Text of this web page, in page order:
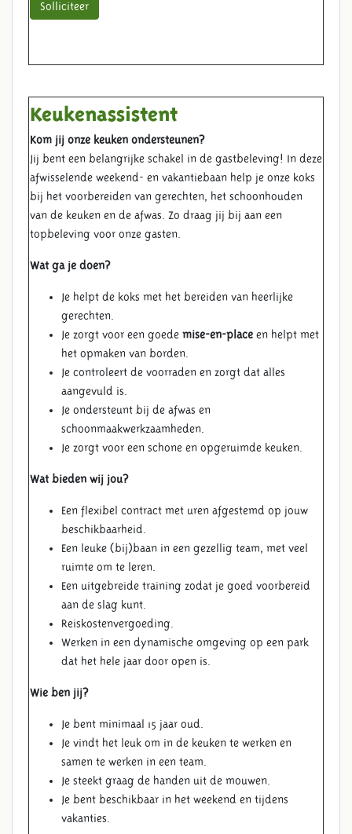
HORECA
Solliciteer
Keukenassistent
Kom jij onze keuken ondersteunen?
Jij bent een belangrijke schakel in de gastbeleving! In deze
afwisselende weekend- en vakantiebaan help je onze koks
bij het voorbereiden van gerechten, het schoonhouden
van de keuken en de afwas. Zo draag jij bij aan een
topbeleving voor onze gasten.
Wat ga je doen?
Je helpt de koks met het bereiden van heerlijke
gerechten.
Je zorgt voor een goede mise-en-place en helpt met
het opmaken van borden.
Je controleert de voorraden en zorgt dat alles
aangevuld is.
Je ondersteunt bij de afwas en
schoonmaakwerkzaamheden.
Je zorgt voor een schone en opgeruimde keuken.
Wat bieden wij jou?
Een flexibel contract met uren afgestemd op jouw
beschikbaarheid.
Een leuke (bij)baan in een gezellig team, met veel
ruimte om te leren.
Een uitgebreide training zodat je goed voorbereid
aan de slag kunt.
Reiskostenvergoeding.
Werken in een dynamische omgeving op een park
dat het hele jaar door open is.
Wie ben jij?
Je bent minimaal 15 jaar oud.
Je vindt het leuk om in de keuken te werken en
samen te werken in een team.
Je steekt graag de handen uit de mouwen.
Je bent beschikbaar in het weekend en tijdens
vakanties.